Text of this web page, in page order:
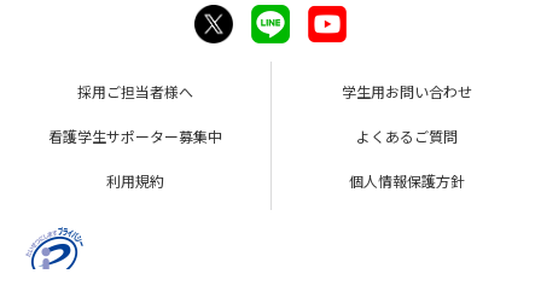
採用ご担当者様へ 学生用お問い合わせ
看護学生サポーター募集中 よくあるご質問
利用規約 個人情報保護方針